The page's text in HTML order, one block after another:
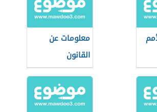
معلومات عن
القانون